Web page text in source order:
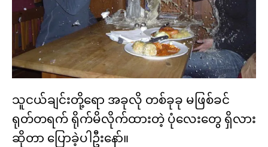
သူငယ်ချင်းတို့ရော အခုလို တစ်ခုခု မဖြစ်ခင်
ရုတ်တရက် ရိုက်မိလိုက်ထားတဲ့ ပုံလေးတွေ ရှိလား
ဆိုတာ ပြောခဲ့ပါဦးနော်။